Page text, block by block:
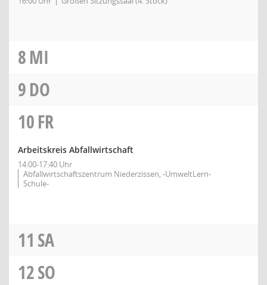
8MI
9DO
10FR
Arbeitskreis Abfallwirtschaft
14:00-17:40 Uhr
Abfallwirtschaftszentrum Niederzissen, -UmweltLern-
Schule-
11 SA
12SO